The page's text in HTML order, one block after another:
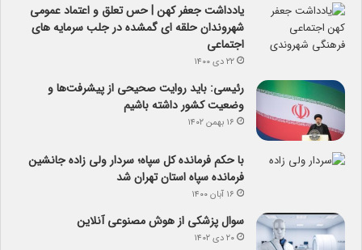
یادداشت جعفر کهن | حس تعلق و اعتماد عمومی
شهروندان حلقه ای گمشده در جلب سرمایه های
اجتماعی
۲۲ دی ۱۴۰۰
رئیسی: باید روایت صحیحی از پیشرفت‌ها و
وضعیت کشور داشته باشیم
۱۶ بهمن ۱۴۰۲
با حکم فرمانده کل سپاه؛ سردار ولی زاده جانشین
فرمانده سپاه استان تهران شد
۱۶ آبان ۱۴۰۰
سوال پزشکی از هوش مصنوعی آنلاین
۲۰ دی ۱۴۰۲